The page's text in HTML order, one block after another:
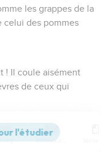
les grappes de la
celui des pommes
! Il coule aisément
de ceux qui